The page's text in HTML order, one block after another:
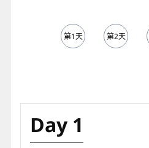
第1天 第2天
Day 1